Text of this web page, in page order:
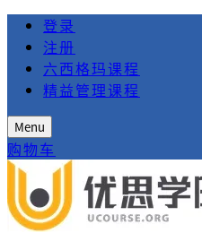
登录
注册
六西格玛课程
精益管理课程
Menu
购物车